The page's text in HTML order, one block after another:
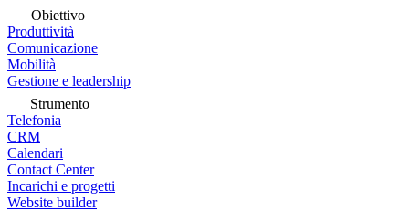
Obiettivo
Produttività
Comunicazione
Mobilità
Gestione e leadership
Strumento
Telefonia
CRM
Calendari
Contact Center
Incarichi e progetti
Website builder